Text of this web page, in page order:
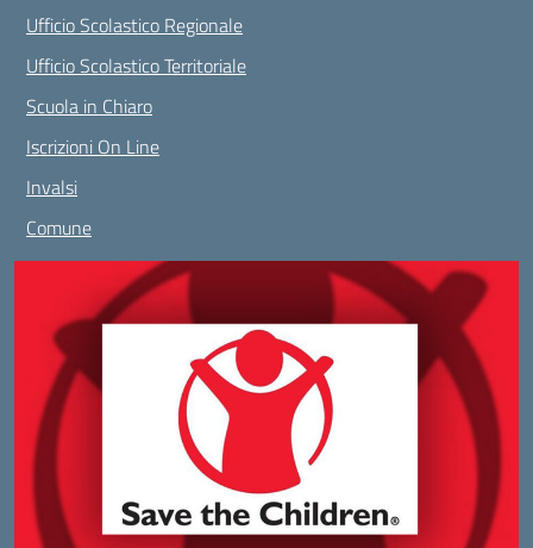
Ufficio Scolastico Regionale
Ufficio Scolastico Territoriale
Scuola in Chiaro
Iscrizioni On Line
Invalsi
Comune